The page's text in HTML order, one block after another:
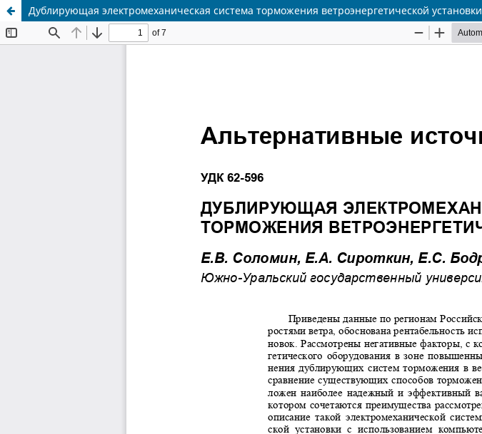
Дублирующая электромеханическая система торможения ветроэнергетической установки